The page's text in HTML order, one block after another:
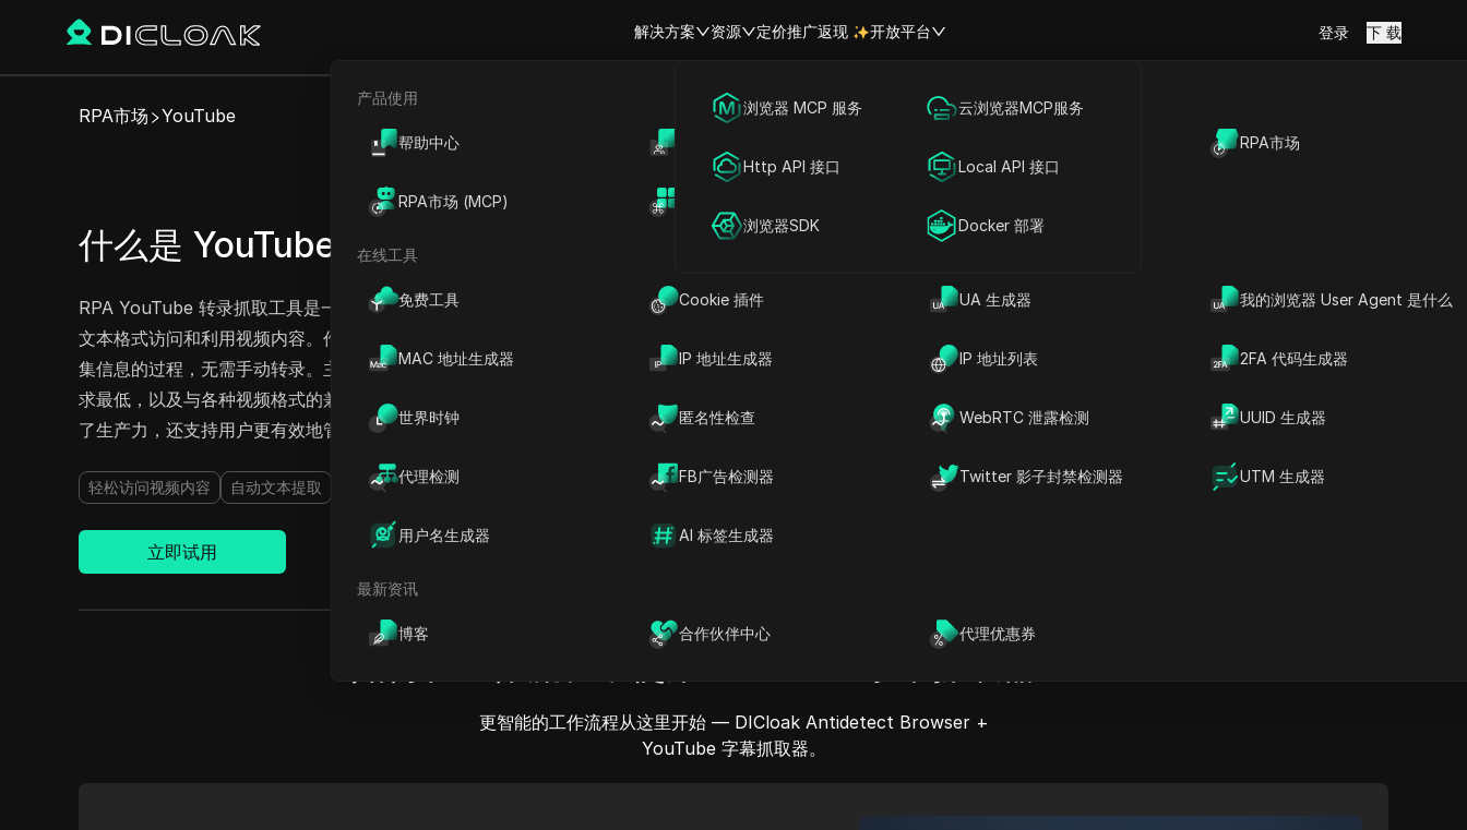
解决方案
海外社媒营销
广告投放
账号共享
资源
产品使用
帮助中心 RPA市场
RPA市场 (MCP)
在线工具
免费工具 Cookie 插件 UA 生成器 我的浏览器 User Agent 是什么
MAC 地址生成器 IP 地址生成器 IP 地址列表 2FA 代码生成器
世界时钟 匿名性检查 WebRTC 泄露检测 UUID 生成器
代理检测 FB广告检测器 Twitter 影子封禁检测器 UTM 生成器
用户名生成器 AI 标签生成器
最新资讯
博客 合作伙伴中心 代理优惠券
定价推广返现 开放平台
浏览器 MCP 服务 云浏览器MCP服务
Http API 接口 Local API 接口
浏览器SDK Docker 部署
登录 下 载
RPA市场 YouTube
YouTube 字幕抓取器
什么是 YouTube 字幕抓取器 RPA？
RPA YouTube 转录抓取工具是一款强大的工具，旨在自动提取 YouTube 视频的转录文本，使用户更容易以
文本格式访问和利用视频内容。作为一款免费的 RPA 解决方案，它提供了一种高效的方法来简化从视频中收
集信息的过程，无需手动转录。主要功能包括自动将转录文本保存到下载文件夹、用户友好的操作，设置要
求最低，以及与各种视频格式的兼容性，所有这些都无缝集成在 DICloak 反检测浏览器中。该工具不仅提高
了生产力，还支持用户更有效地管理他们的内容。
轻松访问视频内容 自动文本提取 便捷的文件保存
立即试用
更智能的工作流程从这里开始 — DICloak Antidetect Browser +
YouTube 字幕抓取器。